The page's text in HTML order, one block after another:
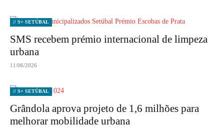
// S+ SETÚBAL
SMS recebem prémio internacional de limpeza
urbana
11/06/2026
// S+ SETÚBAL
Grândola aprova projeto de 1,6 milhões para
melhorar mobilidade urbana